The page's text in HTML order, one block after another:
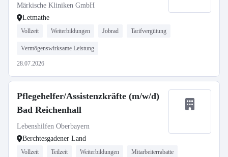
Märkische Kliniken GmbH
Letmathe
Vollzeit Weiterbildungen Jobrad Tarifvergütung
Vermögenswirksame Leistung
28.07.2026
Pflegehelfer/Assistenzkräfte (m/w/d)
Bad Reichenhall
Lebenshilfen Oberbayern
Berchtesgadener Land
Vollzeit Teilzeit Weiterbildungen Mitarbeiterrabatte